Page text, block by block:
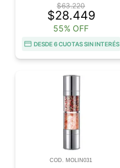
$63.220
$28.449
55% OFF
DESDE 6 CUOTAS SIN INTERÉS
COD. MOLIN031